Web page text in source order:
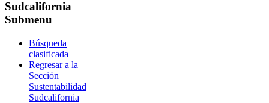
Sudcalifornia
Submenu
Búsqueda
clasificada
Regresar a la
Sección
Sustentabilidad
Sudcalifornia